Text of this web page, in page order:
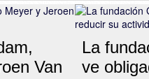
Van
La
ve